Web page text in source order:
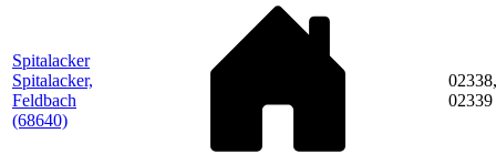
Spitalacker
Spitalacker,
Feldbach
(68640)
02338,
02339